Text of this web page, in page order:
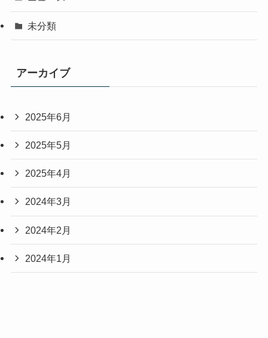
未分類
アーカイブ
2025年6月
2025年5月
2025年4月
2024年3月
2024年2月
2024年1月